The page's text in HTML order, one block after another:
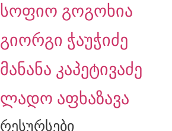
სოფიო გოგოხია
გიორგი ჭაუჭიძე
მანანა კაპეტივაძე
ლადო აფხაზავა
რესურსები